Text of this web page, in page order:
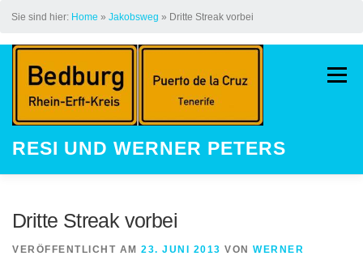
Sie sind hier: Home » Jakobsweg » Dritte Streak vorbei
Zum
springen
RESI UND WERNER PETERS
Menü
Dritte Streak vorbei
VERÖFFENTLICHT AM 23. JUNI 2013 VON WERNER